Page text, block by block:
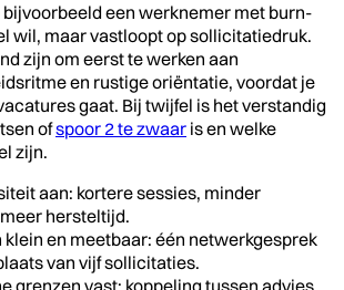
bijvoorbeeld een werknemer met burn-
wil, maar vastloopt op sollicitatiedruk.
zijn om eerst te werken aan
en rustige oriëntatie, voordat je
gaat. Bij twijfel is het verstandig
ofspoor 2 te zwaar is en welke
zijn.
aan: kortere sessies, minder
hersteltijd.
klein en meetbaar: één netwerkgesprek
van vijf sollicitaties.